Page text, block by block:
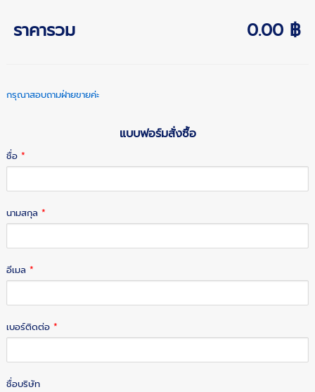
ราคารวม 0.00 ฿
กรุณาสอบถามฝ่ายขายค่ะ
แบบฟอร์มสั่งซื้อ
ชื่อ*
นามสกุล*
อีเมล*
เบอร์ติดต่อ*
ชื่อบริษัท